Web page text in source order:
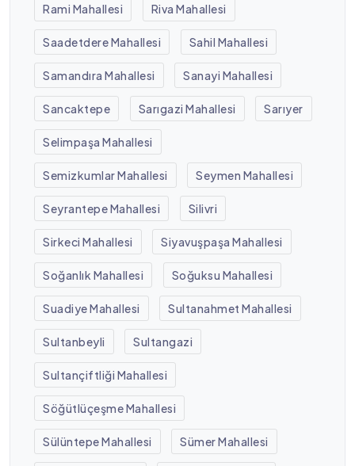
Rami Mahallesi Riva Mahallesi
Saadetdere Mahallesi Sahil Mahallesi
Samandıra Mahallesi Sanayi Mahallesi
Sancaktepe Sarıgazi Mahallesi Sarıyer
Selimpaşa Mahallesi
Semizkumlar Mahallesi Seymen Mahallesi
Seyrantepe Mahallesi Silivri
Sirkeci Mahallesi Siyavuşpaşa Mahallesi
Soğanlık Mahallesi Soğuksu Mahallesi
Suadiye Mahallesi Sultanahmet Mahallesi
Sultanbeyli Sultangazi
Sultançiftliği Mahallesi
Söğütlüçeşme Mahallesi
Sülüntepe Mahallesi Sümer Mahallesi